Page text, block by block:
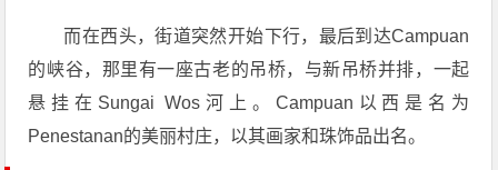
而在西头，街道突然开始下行，最后到达Campuan
的峡谷，那里有一座古老的吊桥，与新吊桥并排，一起
悬挂在Sungai Wos河上。Campuan以西是名为
Penestanan的美丽村庄，以其画家和珠饰品出名。